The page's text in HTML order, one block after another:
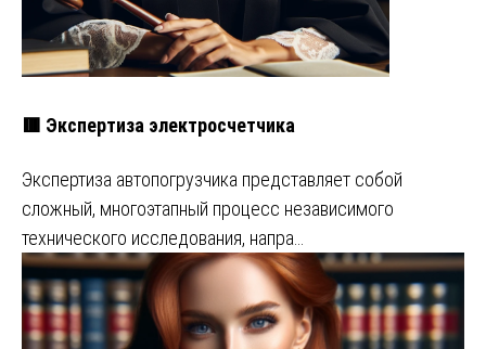
🟥 Экспертиза электросчетчика
Экспертиза автопогрузчика представляет собой
сложный, многоэтапный процесс независимого
технического исследования, напра…